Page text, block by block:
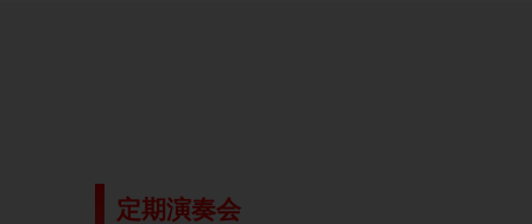
定期演奏会